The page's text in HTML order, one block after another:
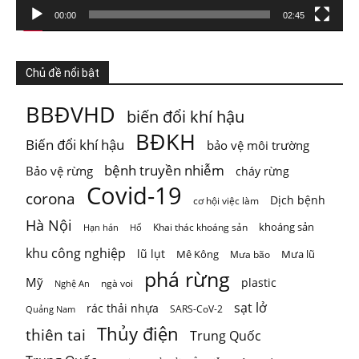
Xem trên Facebook · Chia sẻ
ThienNhien.Net
4 ngày trước
Thiên nhiên thường tạo cho con người cảm giác rằng mọi
thứ vẫn đang t ...Xem thêm
Photo
Xem trên Facebook · Chia sẻ
00:00 02:45
Chủ đề nổi bật
BBĐVHD biến đổi khí hậu
Biến đổi khí hậu BĐKH bảo vệ môi trường
Bảo vệ rừng bệnh truyền nhiễm cháy rừng
corona Covid-19 cơ hội việc làm Dịch bệnh
Hà Nội Hạn hán Hổ Khai thác khoáng sản khoáng sản
khu công nghiệp lũ lụt Mê Kông Mưa bão Mưa lũ
Mỹ Nghệ An ngà voi phá rừng plastic
Quảng Nam rác thải nhựa SARS-CoV-2 sạt lở
thiên tai Thủy điện
Trung Quốc